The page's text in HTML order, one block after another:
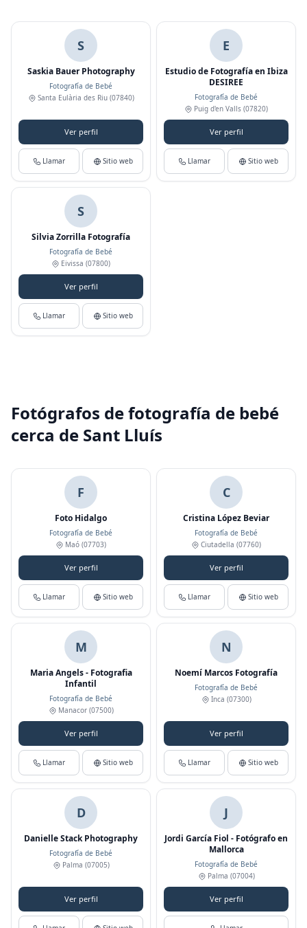
S
Saskia Bauer Photography
Fotografía de Bebé
Santa Eulària des Riu(07840)
Ver perfil
Llamar Sitio web
E
Estudio de Fotografía en Ibiza
DESIREE
Fotografía de Bebé
Puig d'en Valls (07820)
Ver perfil
Llamar Sitio web
S
Silvia Zorrilla Fotografía
Fotografía de Bebé
Eivissa (07800)
Ver perfil
Llamar Sitio web
Fotógrafos de fotografía de bebé
cerca de Sant Lluís
F
Foto Hidalgo
Fotografía de Bebé
Maó (07703)
Ver perfil
Llamar Sitio web
C
Cristina López Beviar
Fotografía de Bebé
Ciutadella (07760)
Ver perfil
Llamar Sitio web
M
Maria Angels - Fotografia
Infantil
Fotografía de Bebé
Manacor(07500)
Ver perfil
Llamar Sitio web
N
Noemí Marcos Fotografía
Fotografía de Bebé
Inca (07300)
Ver perfil
Llamar Sitio web
D
Danielle Stack Photography
Fotografía de Bebé
Palma (07005)
Ver perfil
J
Jordi García Fiol - Fotógrafo en
Mallorca
Fotografía de Bebé
Palma (07004)
Ver perfil